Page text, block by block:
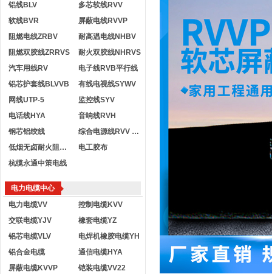
铝线BLV
多芯软线RVV
软线BVR
屏蔽电线RVVP
阻燃电线ZRBV
耐高温电线NHBV
阻燃双胶线ZRRVS
耐火双胶线NHRVS
汽车用线RV
电子线RVB平行线
铝芯护套线BLVVB
有线电视线SYWV
网线UTP-5
监控线SYV
电话线HYA
音响线RVH
钢芯铝绞线
综合电源线RVV KVVR
低烟无卤耐火阻燃电线
电工胶布
杭缆永通中策电线
电力电缆中心
电力电缆VV
控制电缆KVV
交联电缆YJV
橡套电缆YZ
铝芯电缆VLV
电焊机橡胶电缆YH
铝合金电缆
通信电缆HYA
屏蔽电缆KVVP
铠装电缆VV22